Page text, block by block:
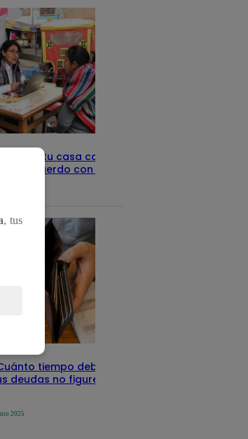
DNI si tu casa califica
de acuerdo con el Sisfoh
tiempo debe pasar
deudas no figuren en su
2025
, tus